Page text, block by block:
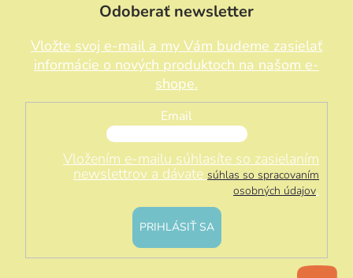
Odoberať newsletter
Vložte svoj e-mail a my Vám budeme zasielať
informácie o nových produktoch na našom e-
shope.
Email
Vložením e-mailu súhlasíte so zasielaním
newslettrov a dávate súhlas so spracovaním
osobných údajov.
PRIHLÁSIŤ SA